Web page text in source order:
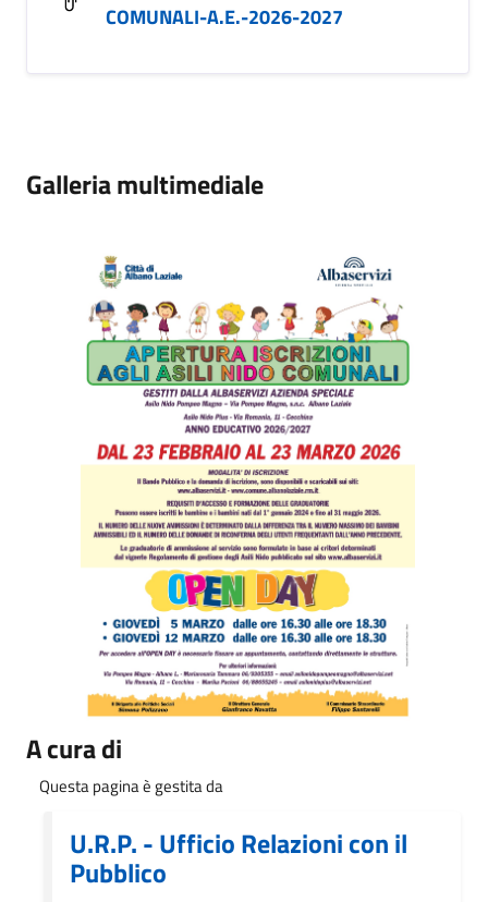
COMUNALI-A.E.-2026-2027
Galleria multimediale
A cura di
Questa pagina è gestita da
U.R.P. - Ufficio Relazioni con il
Pubblico